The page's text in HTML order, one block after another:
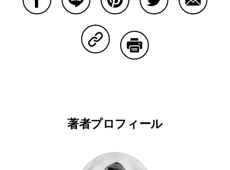
Copy Linkで共有する
著者プロフィール